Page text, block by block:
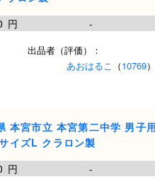
円
-
出品者（評価）：
あおはるこ （10769）
本宮市立 本宮第二中学 男子
イズL クラロン製
円
-